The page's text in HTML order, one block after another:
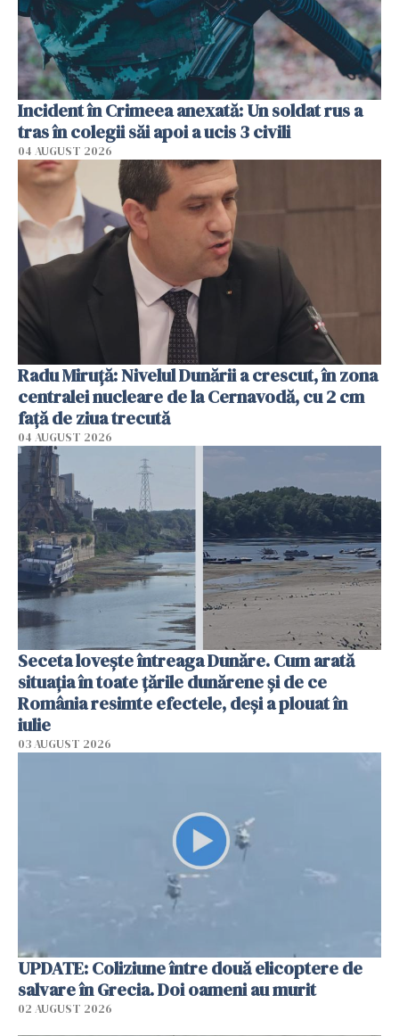
Incident în Crimeea anexată: Un soldat rus a
tras în colegii săi apoi a ucis 3 civili
04 AUGUST 2026
Radu Miruţă: Nivelul Dunării a crescut, în zona
centralei nucleare de la Cernavodă, cu 2 cm
faţă de ziua trecută
04 AUGUST 2026
Seceta lovește întreaga Dunăre. Cum arată
situația în toate țările dunărene și de ce
România resimte efectele, deși a plouat în
iulie
03 AUGUST 2026
UPDATE: Coliziune între două elicoptere de
salvare în Grecia. Doi oameni au murit
02 AUGUST 2026